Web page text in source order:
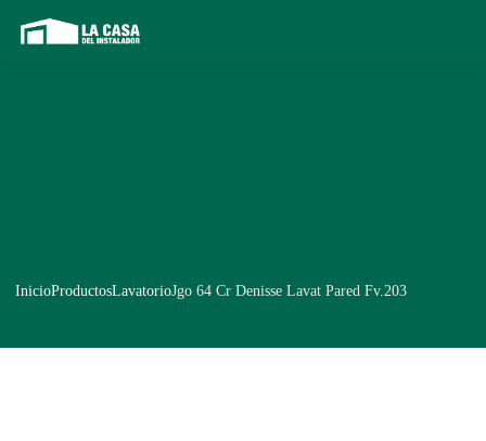
InicioProductosLavatorioJgo 64 Cr Denisse Lavat Pared Fv.203